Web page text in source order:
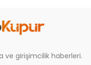
ve girişimcilik haberleri.